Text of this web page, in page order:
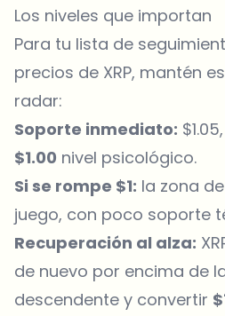
Los niveles que importan
Para tu lista de
precios de XRP, mantén
radar:
Soporte inmediato:
$1.00 nivel psicológico.
Si se rompe $1: la zona
juego, con poco soporte
Recuperación al alza:
de nuevo por encima de
descendente y convertir